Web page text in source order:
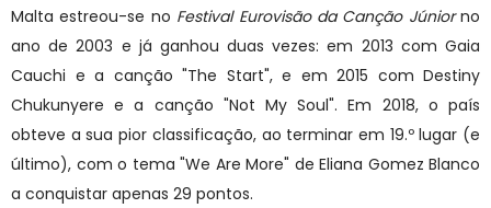
Malta estreou-se no Festival Eurovisão da Canção Júniorno
ano de 2003 e já ganhou duas vezes: em 2013 com Gaia
Cauchi e a canção "The Start", e em 2015 com Destiny
Chukunyere e a canção "Not My Soul". Em 2018, o país
obteve a sua pior classificação, ao terminar em 19.º lugar (e
último), com o tema "We Are More" de Eliana Gomez Blanco
a conquistar apenas 29 pontos.